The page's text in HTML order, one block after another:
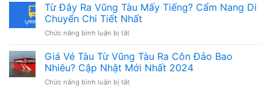
Từ Đây Ra Vũng Tàu Mấy Tiếng? Cẩm Nang Di
Chuyển Chi Tiết Nhất
Chức năng bình luận bị tắtở
Đây
Ra
Vũng
Tàu
Giá Vé Tàu Từ Vũng Tàu Ra Côn Đảo Bao
Nhiêu? Cập Nhật Mới Nhất 2024
Chức năng bình luận bị tắtở